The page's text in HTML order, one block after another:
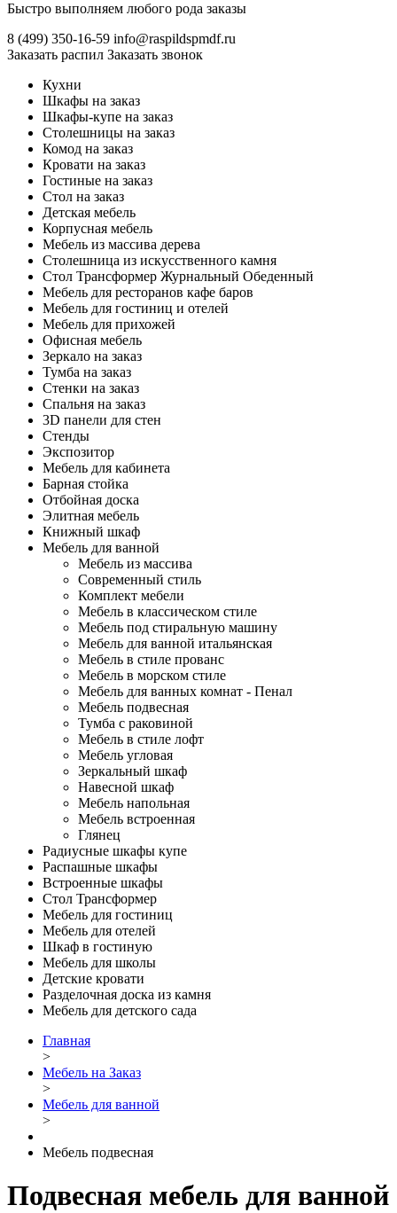
Быстро выполняем любого рода заказы
8 (499) 350-16-59 info@raspildspmdf.ru
Заказать распил Заказать звонок
Кухни
Шкафы на заказ
Шкафы-купе на заказ
Столешницы на заказ
Комод на заказ
Кровати на заказ
Гостиные на заказ
Стол на заказ
Детская мебель
Корпусная мебель
Мебель из массива дерева
Столешница из искусственного камня
Стол Трансформер Журнальный Обеденный
Мебель для ресторанов кафе баров
Мебель для гостиниц и отелей
Мебель для прихожей
Офисная мебель
Зеркало на заказ
Тумба на заказ
Стенки на заказ
Спальня на заказ
3D панели для стен
Стенды
Экспозитор
Мебель для кабинета
Барная стойка
Отбойная доска
Элитная мебель
Книжный шкаф
Мебель для ванной
Мебель из массива
Современный стиль
Комплект мебели
Мебель в классическом стиле
Мебель под стиральную машину
Мебель для ванной итальянская
Мебель в стиле прованс
Мебель в морском стиле
Мебель для ванных комнат - Пенал
Мебель подвесная
Тумба с раковиной
Мебель в стиле лофт
Мебель угловая
Зеркальный шкаф
Навесной шкаф
Мебель напольная
Мебель встроенная
Глянец
Радиусные шкафы купе
Распашные шкафы
Встроенные шкафы
Стол Трансформер
Мебель для гостиниц
Мебель для отелей
Шкаф в гостиную
Мебель для школы
Детские кровати
Разделочная доска из камня
Мебель для детского сада
Главная
>
Мебель на Заказ
>
Мебель для ванной
>
Мебель подвесная
Подвесная мебель для ванной